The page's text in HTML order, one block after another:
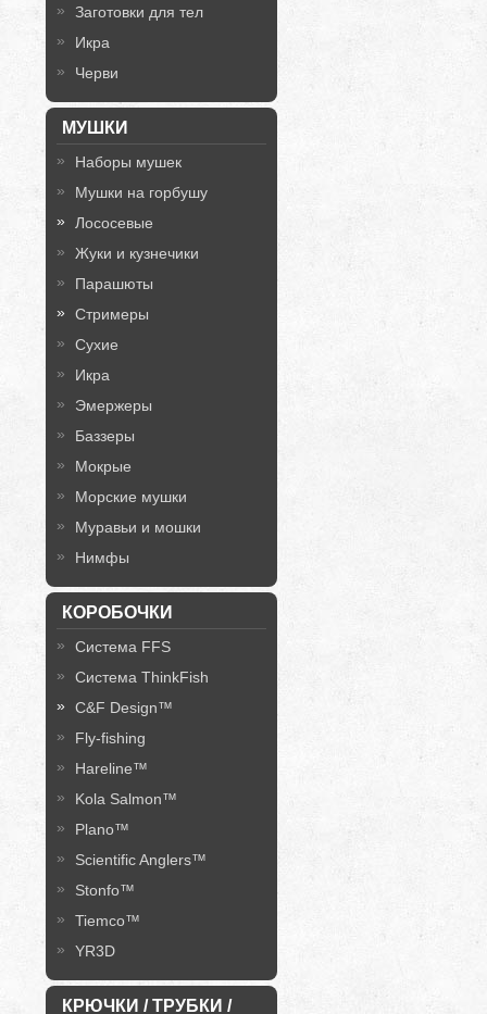
Заготовки для тел
Икра
Черви
МУШКИ
Наборы мушек
Мушки на горбушу
Лососевые
Жуки и кузнечики
Парашюты
Стримеры
Сухие
Икра
Эмержеры
Баззеры
Мокрые
Морские мушки
Муравьи и мошки
Нимфы
КОРОБОЧКИ
Система FFS
Система ThinkFish
C&F Design™
Fly-fishing
Hareline™
Kola Salmon™
Plano™
Scientific Anglers™
Stonfo™
Tiemco™
YR3D
КРЮЧКИ / ТРУБКИ /